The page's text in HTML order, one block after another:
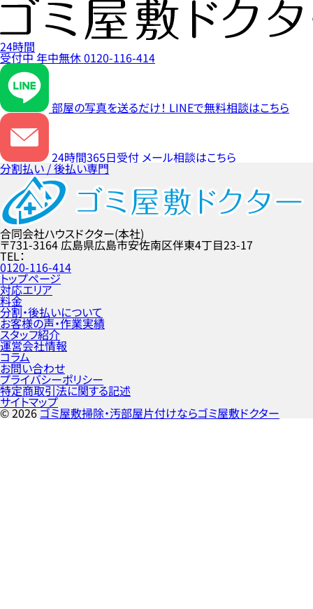
24時間
受付中年中無休0120-116-414
部屋の写真を送るだけ！ LINEで無料相談はこちら
24時間365日受付 メール相談はこちら
分割払い / 後払い専門
合同会社ハウスドクター(本社)
〒731-3164 広島県広島市安佐南区伴東4丁目23-17
TEL
0120-116-414
トップページ
対応エリア
料金
分割・後払いについて
お客様の声・作業実績
スタッフ紹介
運営会社情報
コラム
お問い合わせ
プライバシーポリシー
特定商取引法に関する記述
サイトマップ
©2026ゴミ屋敷掃除・汚部屋片付けならゴミ屋敷ドクター